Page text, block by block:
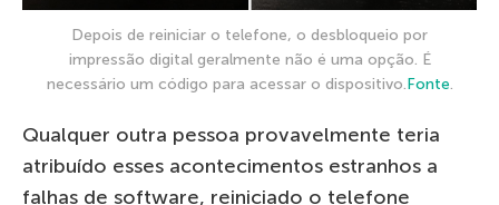
Depois de reiniciar o telefone, o desbloqueio por
impressão digital geralmente não é uma opção. É
necessário um código para acessar o dispositivo.Fonte.
Qualquer outra pessoa provavelmente teria
atribuído esses acontecimentos estranhos a
falhas de software, reiniciado o telefone